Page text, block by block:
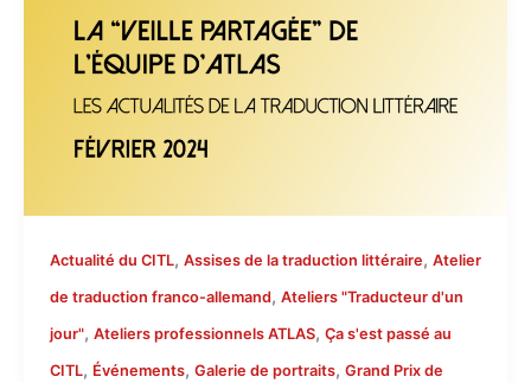
Actualité du CITL, Assises de la traduction littéraire, Atelier
de traduction franco-allemand, Ateliers "Traducteur d'un
jour", Ateliers professionnels ATLAS, Ça s'est passé au
CITL, Événements, Galerie de portraits, Grand Prix de